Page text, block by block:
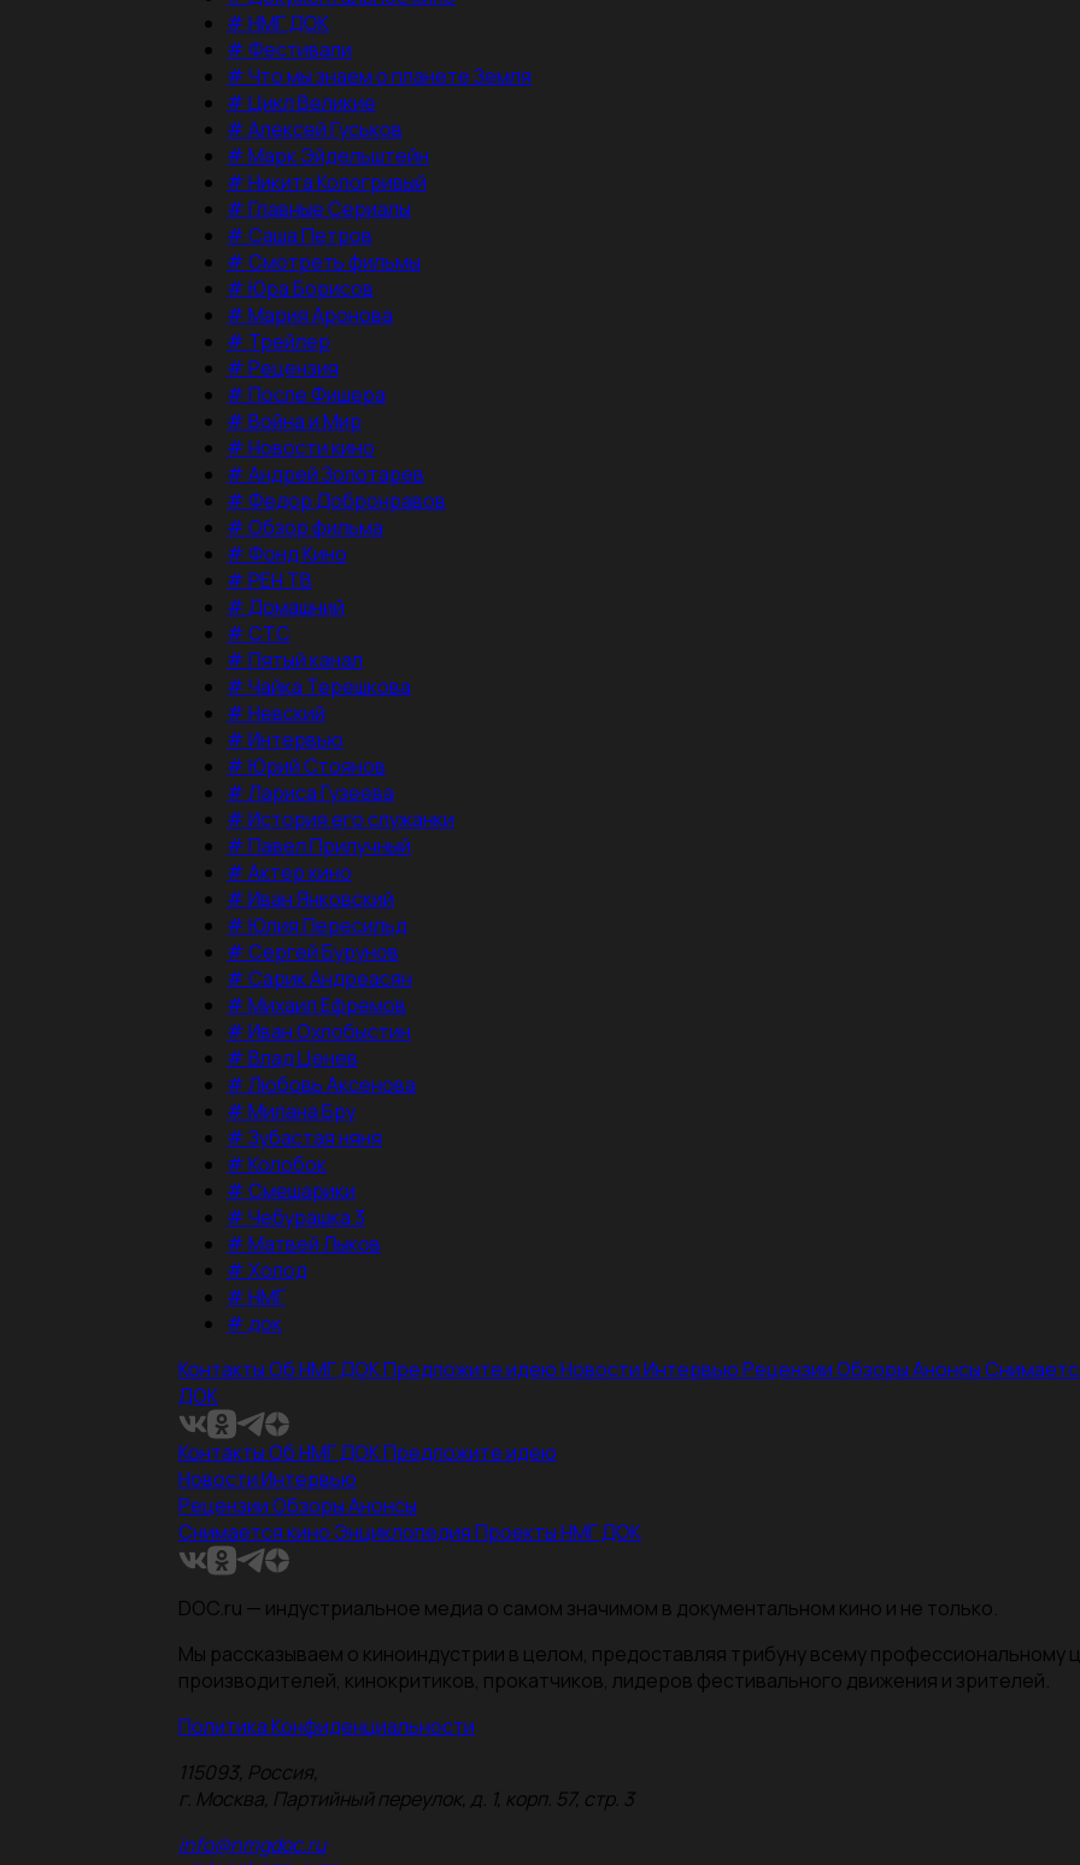
#НМГ ДОК
#Фестивали
#Что мы знаем о планете Земля
#Цикл Великие
#Алексей Гуськов
#Марк Эйдельштейн
#Никита Кологривый
#Главные Сериалы
#Саша Петров
#Смотреть фильмы
#Юра Борисов
#Мария Аронова
# Трейлер
#Рецензия
#После Фишера
#Война и Мир
#Новости кино
#Андрей Золотарев
#Федор Добронравов
#Обзор фильма
#Фонд Кино
#РЕН ТВ
#Домашний
#СТС
#Пятый канал
#Чайка Терешкова
#Невский
#Интервью
#Юрий Стоянов
#Лариса Гузеева
#История его служанки
#Павел Прилучный
#Актер кино
#Иван Янковский
#Юлия Пересильд
#Сергей Бурунов
#Сарик Андреасян
#Михаил Ефремов
#Иван Охлобыстин
#Влад Ценев
#Любовь Аксенова
#Милана Бру
#Зубастая няня
#Колобок
#Смешарики
#Чебурашка 3
#Матвей Лыков
#Холод
#НМГ
#док
КонтактыОб НМГ ДОКПредложите идеюНовостиИнтервьюРецензииОбзорыАнонсы
ДОК
КонтактыОб НМГ ДОКПредложите идею
НовостиИнтервью
РецензииОбзорыАнонсы
Снимается кино ЭнциклопедияПроекты НМГ ДОК
DOC.ru — индустриальное медиа о самом значимом в документальном кино и не только.
Мы рассказываем о киноиндустрии в целом, предоставляя трибуну всему
производителей, кинокритиков, прокатчиков, лидеров фестивального движения и зрителей.
Политика Конфиденциальности
115093, Россия,
г. Москва, Партийный переулок, д. 1, корп. 57, стр. 3
info@nmgdoc.ru